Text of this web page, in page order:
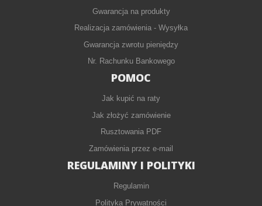
Gwarancja na produkty
Realizacja zamówienia - Wysyłka
Gwarancja zwrotu pieniędzy
Nr. Rachunku Bankowego
POMOC
Jak kupić na raty
Jak złożyć zamówienie
Rusztowania PDF
Zamówienia przez e-mail
REGULAMINY I POLITYKI
Regulamin
Polityka Prywatności